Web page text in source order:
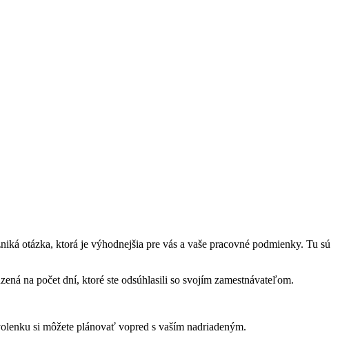
otázka, ktorá je výhodnejšia pre vás a vaše pracovné podmienky. Tu sú
na počet dní, ktoré ste odsúhlasili so svojím zamestnávateľom.
si môžete plánovať vopred s vaším nadriadeným.